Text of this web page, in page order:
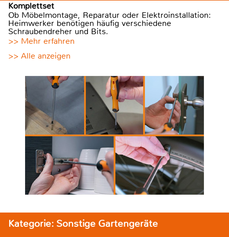
Komplettset
Ob Möbelmontage, Reparatur oder Elektroinstallation:
Heimwerker benötigen häufig verschiedene
Schraubendreher und Bits.
>> Mehr erfahren
>> Alle anzeigen
Kategorie: Sonstige Gartengeräte